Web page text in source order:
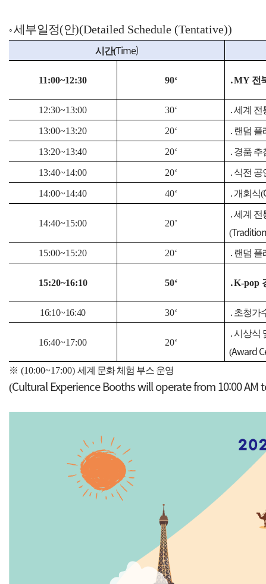
◦세부일정(안)(Detailed Schedule (Tentative))
시간(Time)
11:00~12:30 90‘ ․MY 전
12:30~13:00 30‘ ․세계 전
13:00~13:20 20‘ ․ 랜덤 플
13:20~13:40 20‘ ․ 경품 추
13:40~14:00 20‘ ․ 식전 공
14:00~14:40 40‘ ․ 개회식(
14:40~15:00 20’
․세계 전
(
15:00~15:20 20‘ ․ 랜덤 플
15:20~16:10 50‘ ․K-pop
16:10~16:40 30‘ ․ 초청가
16:40~17:00 20‘
․시상식
(Award
※ (10:00~17:00) 세계 문화 체험 부스 운영
(Cultural Experience Booths will operate from 10:00 AM